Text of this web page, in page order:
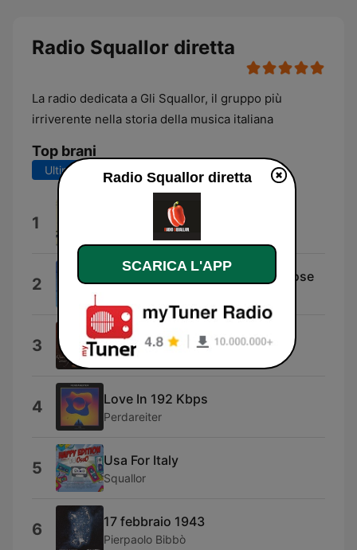
Radio Squallor diretta
La radio dedicata a Gli Squallor, il gruppo più
irriverente nella storia della musica italiana
Top brani
Ultimi 7 giorni Ultimi 30 giorni
1 128 Kbps (1999)
2 'Na sera 'e maggio,n'addore 'e rose
3 Abat-jour
Faustò
4 Love In 192 Kbps
Perdareiter
5 Usa For Italy
Squallor
6 17 febbraio 1943
Pierpaolo Bibbò
Radio Squallor diretta
SCARICA L'APP